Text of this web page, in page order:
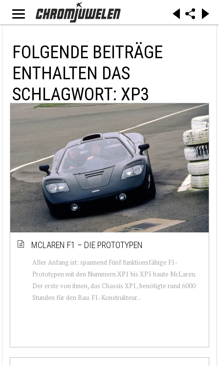
FOLGENDE BEITRÄGE
ENTHALTEN DAS
SCHLAGWORT: XP3
MCLAREN F1 – DIE PROTOTYPEN
Aller Anfang ist: spannend Fünf funktionsfähige F1-
Prototypen mit den Nummern XP1 bis XP5 baute McLaren.
Der erste von ihnen, das Chassis XP1, benötigte rund 6000
Stunden für den Bau. F1-Konstrukteur...